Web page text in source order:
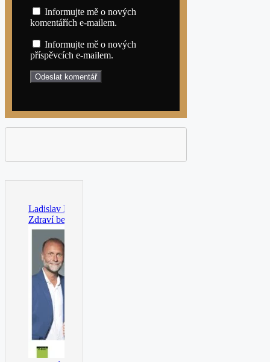
Informujte mě o nových
komentářích e-mailem.
Informujte mě o nových
příspěvcích e-mailem.